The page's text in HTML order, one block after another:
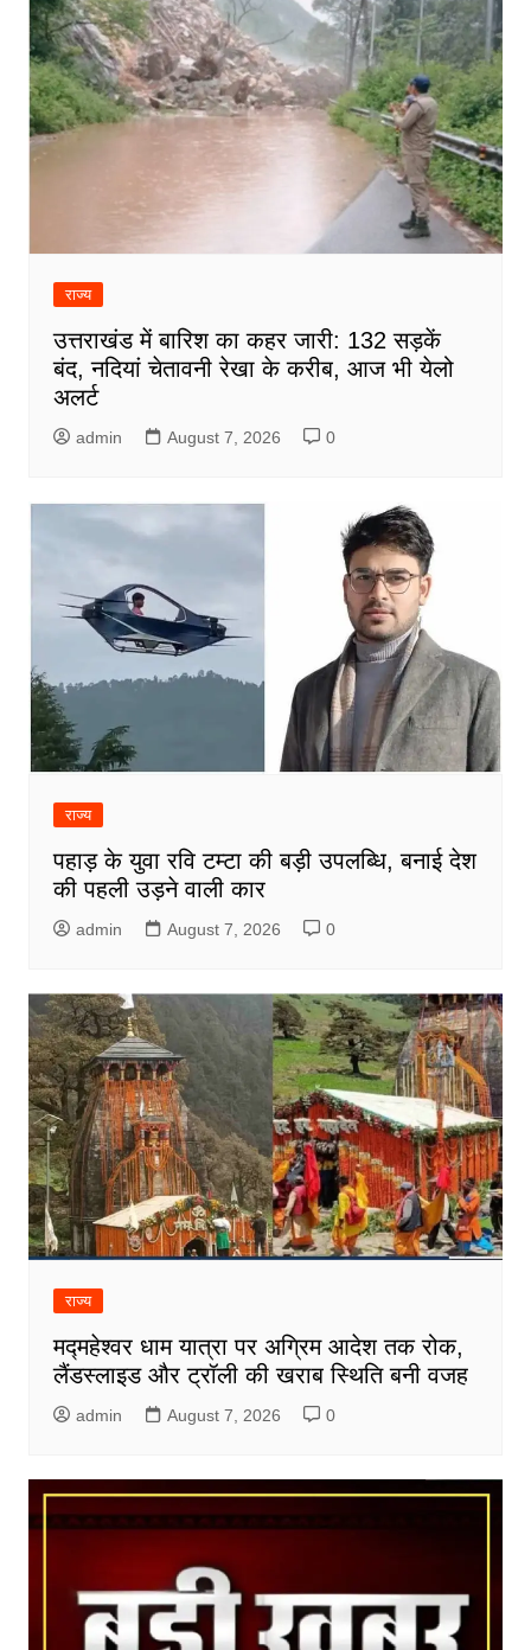
राज्य
उत्तराखंड में बारिश का कहर जारी: 132 सड़कें
बंद, नदियां चेतावनी रेखा के करीब, आज भी येलो
अलर्ट
admin August 7, 2026 0
राज्य
पहाड़ के युवा रवि टम्टा की बड़ी उपलब्धि, बनाई देश
की पहली उड़ने वाली कार
admin August 7, 2026 0
राज्य
मद्महेश्वर धाम यात्रा पर अग्रिम आदेश तक रोक,
लैंडस्लाइड और ट्रॉली की खराब स्थिति बनी वजह
admin August 7, 2026 0